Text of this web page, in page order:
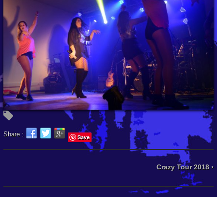
Share : Save
Crazy Tour 2018 ›